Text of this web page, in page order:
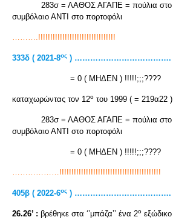
283σ = ΛΑΘΟΣ ΑΓΑΠΕ = πούλια στο
συμβόλαιο ΑΝΤΙ στο πορτοφόλι
……….!!!!!!!!!!!!!!!!!!!!!!!!!!!!!!!!
333δ ( 2021-8ος ) ……………………………….
= 0 ( ΜΗΔΕΝ ) !!!!!;;;????
καταχωρώντας τον 12ο του 1999 ( = 219α22 )
283σ = ΛΑΘΟΣ ΑΓΑΠΕ = πούλια στο
συμβόλαιο ΑΝΤΙ στο πορτοφόλι
= 0 ( ΜΗΔΕΝ ) !!!!!;;;????
………………!!!!!!!!!!!!!!!!!!!!!!!!!!!!!!!!!!!!!!!!!!
405β ( 2022-6ος ) ……………………………….
26.26’ : βρέθηκε στα ‘’μπάζα’’ ένα 2ο εξώδικο